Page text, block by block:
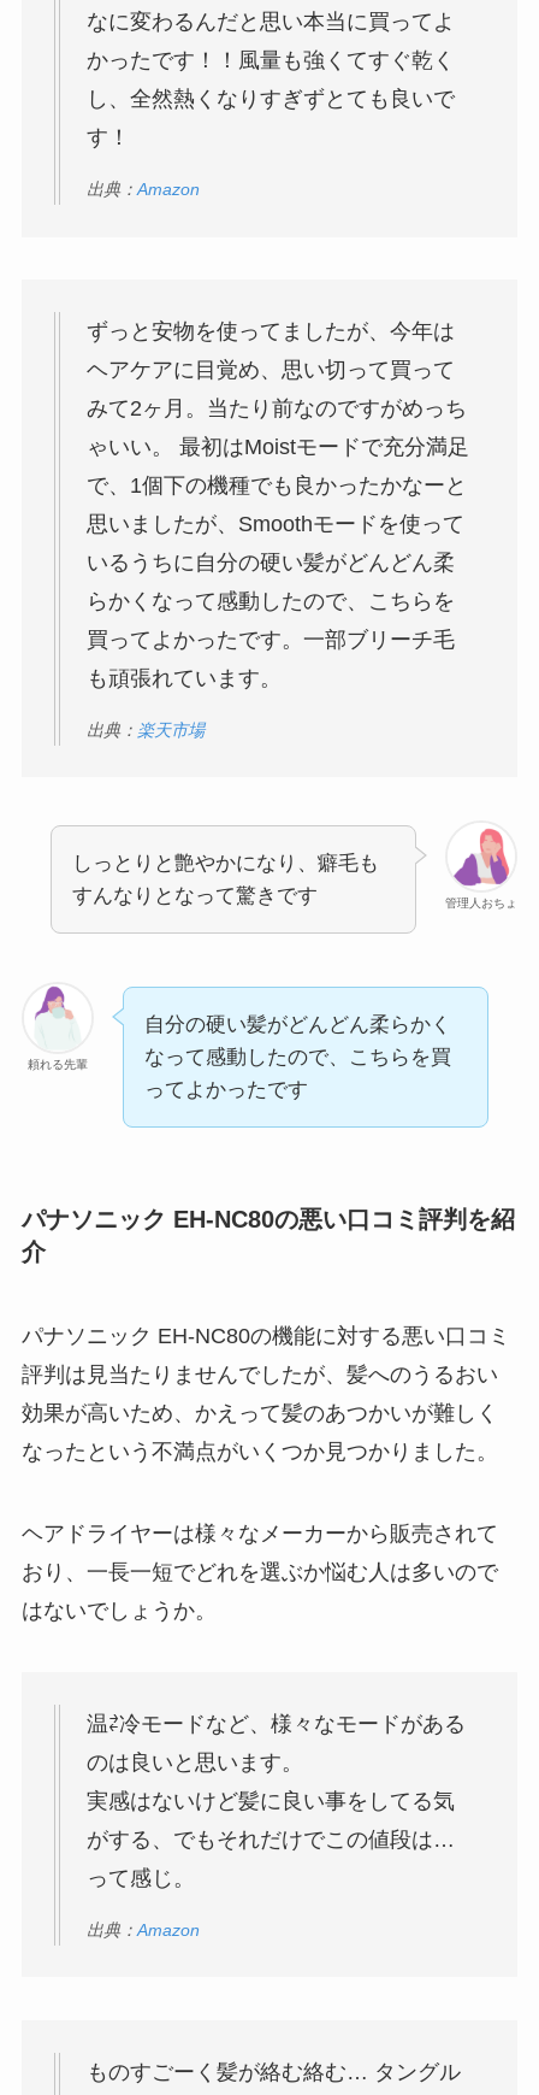
なに変わるんだと思い本当に買ってよ
かったです！！風量も強くてすぐ乾く
し、全然熱くなりすぎずとても良いで
す！
出典： Amazon
ずっと安物を使ってましたが、今年は
ヘアケアに目覚め、思い切って買って
みて2ヶ月。当たり前なのですがめっち
ゃいい。 最初はMoistモードで充分満足
で、1個下の機種でも良かったかなーと
思いましたが、Smoothモードを使って
いるうちに自分の硬い髪がどんどん柔
らかくなって感動したので、こちらを
買ってよかったです。一部ブリーチ毛
も頑張れています。
出典： 楽天市場
管理人おちょ
しっとりと艶やかになり、癖毛も
すんなりとなって驚きです
頼れる先輩
自分の硬い髪がどんどん柔らかく
なって感動したので、こちらを買
ってよかったです
パナソニック EH-NC80の悪い口コミ評判を紹
介
パナソニック EH-NC80の機能に対する悪い口コミ
評判は見当たりませんでしたが、髪へのうるおい
効果が高いため、かえって髪のあつかいが難しく
なったという不満点がいくつか見つかりました。
ヘアドライヤーは様々なメーカーから販売されて
おり、一長一短でどれを選ぶか悩む人は多いので
はないでしょうか。
温⇄冷モードなど、様々なモードがある
のは良いと思います。
実感はないけど髪に良い事をしてる気
がする、でもそれだけでこの値段は…
って感じ。
出典： Amazon
ものすごーく髪が絡む絡む… タングル